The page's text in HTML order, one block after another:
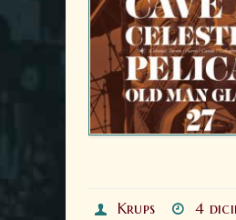
Krups 4